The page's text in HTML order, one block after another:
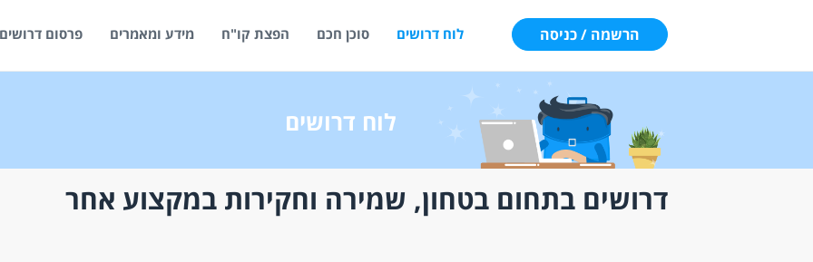
הרשמה / כניסה לוח דרושים סוכן חכם הפצת קו"ח מידע ומאמרים פרסום
לוח דרושים
דרושים בתחום בטחון, שמירה וחקירות במקצוע אחר